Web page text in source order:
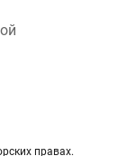
правах.